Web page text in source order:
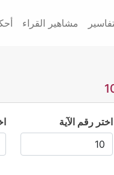
مشاهير القراء
اختر رقم الآية